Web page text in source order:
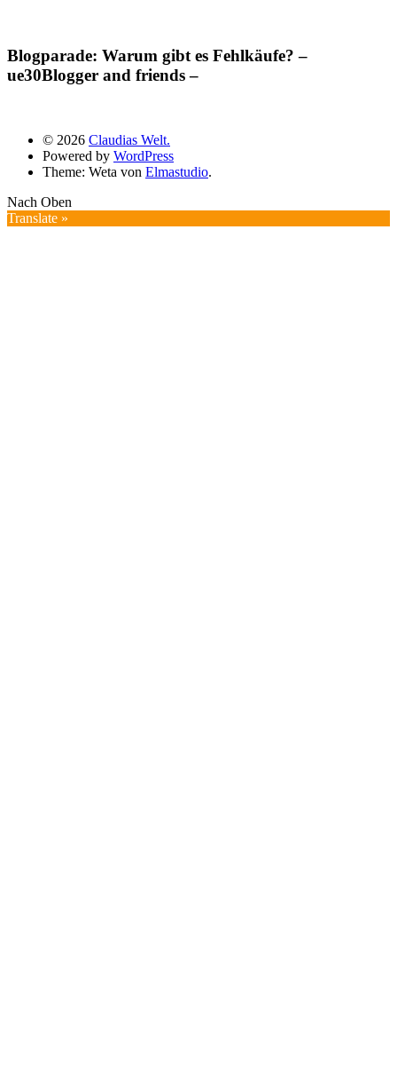
Blogparade: Warum gibt es Fehlkäufe? –
ue30Blogger and friends –
© 2026 Claudias Welt.
Powered by WordPress
Theme: Weta von Elmastudio.
Nach Oben
Translate »